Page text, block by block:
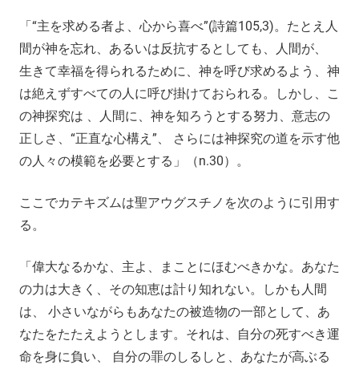
「“主を求める者よ、心から喜べ”(詩篇105,3)。たとえ人
間が神を忘れ、あるいは反抗するとしても、人間が、
生きて幸福を得られるために、神を呼び求めるよう、神
は絶えずすべての人に呼び掛けておられる。しかし、こ
の神探究は 、人間に、神を知ろうとする努力、意志の
正しさ、“正直な心構え”、 さらには神探究の道を示す他
の人々の模範を必要とする」（n.30）。
ここでカテキズムは聖アウグスチノを次のように引用す
る。
「偉大なるかな、主よ、まことにほむべきかな。あなた
の力は大きく、その知恵は計り知れない。しかも人間
は、 小さいながらもあなたの被造物の一部として、あ
なたをたたえようとします。それは、自分の死すべき運
命を身に負い、 自分の罪のしるしと、あなたが高ぶる